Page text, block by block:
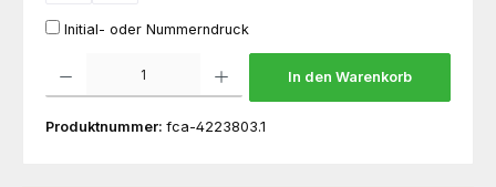
Initial- oder Nummerndruck
In den Warenkorb
Produktnummer: fca-4223803.1